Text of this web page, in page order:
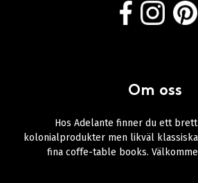
Om oss
Hos Adelante finner du ett
kolonialprodukter men likväl
fina coffe-table books.